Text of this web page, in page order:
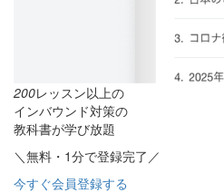
200レッスン以上の
インバウンド対策の
教科書が学び放題
＼無料・1分で登録完了／
今すぐ会員登録する